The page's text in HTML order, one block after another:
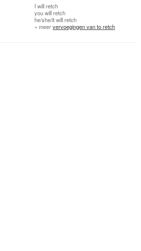
I will retch
youwill retch
he/she/itwill retch
» meervervoegingen van to retch